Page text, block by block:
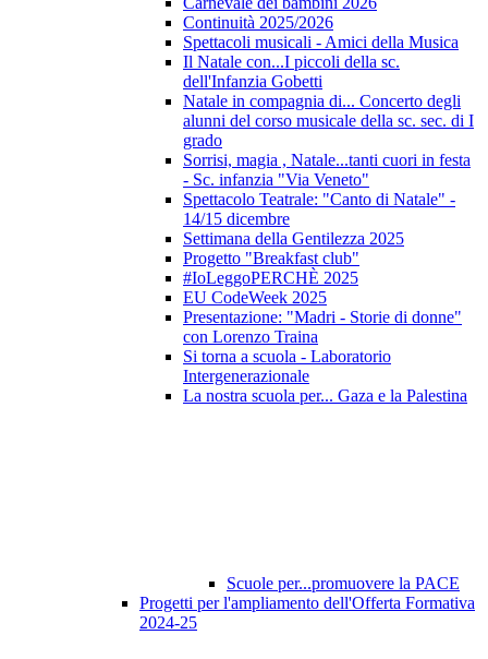
Continuità 2025/2026
Spettacoli musicali - Amici della Musica
Il Natale con...I piccoli della sc.
dell'Infanzia Gobetti
Natale in compagnia di... Concerto degli
alunni del corso musicale della sc. sec. di I
grado
Sorrisi, magia , Natale...tanti cuori in festa
- Sc. infanzia "Via Veneto"
Spettacolo Teatrale: "Canto di Natale" -
14/15 dicembre
Settimana della Gentilezza 2025
Progetto "Breakfast club"
#IoLeggoPERCHÈ 2025
EU CodeWeek 2025
Presentazione: "Madri - Storie di donne"
con Lorenzo Traina
Si torna a scuola - Laboratorio
Intergenerazionale
La nostra scuola per... Gaza e la Palestina
Scuole per...promuovere la PACE
Progetti per l'ampliamento dell'Offerta Formativa
2024-25